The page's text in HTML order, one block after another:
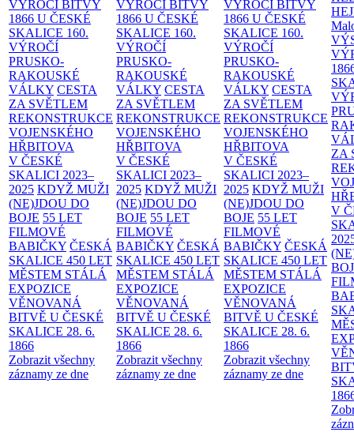
VÝROČÍ BITVY
1866 U ČESKÉ
SKALICE 160.
VÝROČÍ
PRUSKO-
RAKOUSKÉ
VÁLKY CESTA
ZA SVĚTLEM
REKONSTRUKCE
VOJENSKÉHO
HŘBITOVA
V ČESKÉ
SKALICI 2023–
2025 KDYŽ MUŽI
(NE)JDOU DO
BOJE 55 LET
FILMOVÉ
BABIČKY ČESKÁ
SKALICE 450 LET
MĚSTEM STÁLÁ
EXPOZICE
VĚNOVANÁ
BITVĚ U ČESKÉ
SKALICE 28. 6.
1866
Zobrazit všechny
záznamy ze dne
VÝROČÍ BITVY
1866 U ČESKÉ
SKALICE 160.
VÝROČÍ
PRUSKO-
RAKOUSKÉ
VÁLKY CESTA
ZA SVĚTLEM
REKONSTRUKCE
VOJENSKÉHO
HŘBITOVA
V ČESKÉ
SKALICI 2023–
2025 KDYŽ MUŽI
(NE)JDOU DO
BOJE 55 LET
FILMOVÉ
BABIČKY ČESKÁ
SKALICE 450 LET
MĚSTEM STÁLÁ
EXPOZICE
VĚNOVANÁ
BITVĚ U ČESKÉ
SKALICE 28. 6.
1866
Zobrazit všechny
záznamy ze dne
VÝROČÍ BITVY
1866 U ČESKÉ
SKALICE 160.
VÝROČÍ
PRUSKO-
RAKOUSKÉ
VÁLKY CESTA
ZA SVĚTLEM
REKONSTRUKCE
VOJENSKÉHO
HŘBITOVA
V ČESKÉ
SKALICI 2023–
2025 KDYŽ MUŽI
(NE)JDOU DO
BOJE 55 LET
FILMOVÉ
BABIČKY ČESKÁ
SKALICE 450 LET
MĚSTEM STÁLÁ
EXPOZICE
VĚNOVANÁ
BITVĚ U ČESKÉ
SKALICE 28. 6.
1866
Zobrazit všechny
záznamy ze dne
ZA
V